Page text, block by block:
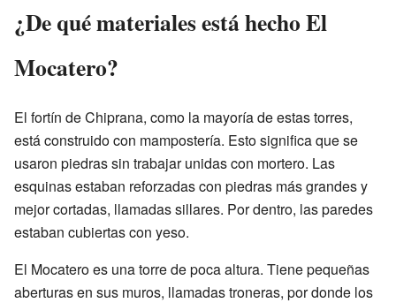
¿De qué materiales está hecho El
Mocatero?
El fortín de Chiprana, como la mayoría de estas torres,
está construido con mampostería. Esto significa que se
usaron piedras sin trabajar unidas con mortero. Las
esquinas estaban reforzadas con piedras más grandes y
mejor cortadas, llamadas sillares. Por dentro, las paredes
estaban cubiertas con yeso.
El Mocatero es una torre de poca altura. Tiene pequeñas
aberturas en sus muros, llamadas troneras, por donde los